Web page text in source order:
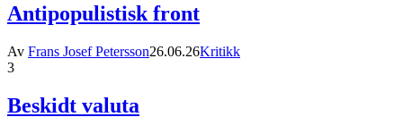
Antipopulistisk front
Av Frans Josef Petersson26.06.26Kritikk
3
Beskidt valuta